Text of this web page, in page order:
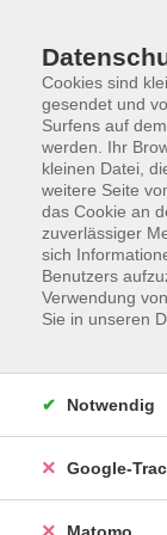
Skip to main
Der Kurs
Cookies sind
gesendet und
Surfens auf
werden. Ihr
kleinen Datei,
weitere Seite
das Cookie an
zuverlässiger
sich
Benutzers
Verwendung
Sie in unseren
Notwendig
Google-